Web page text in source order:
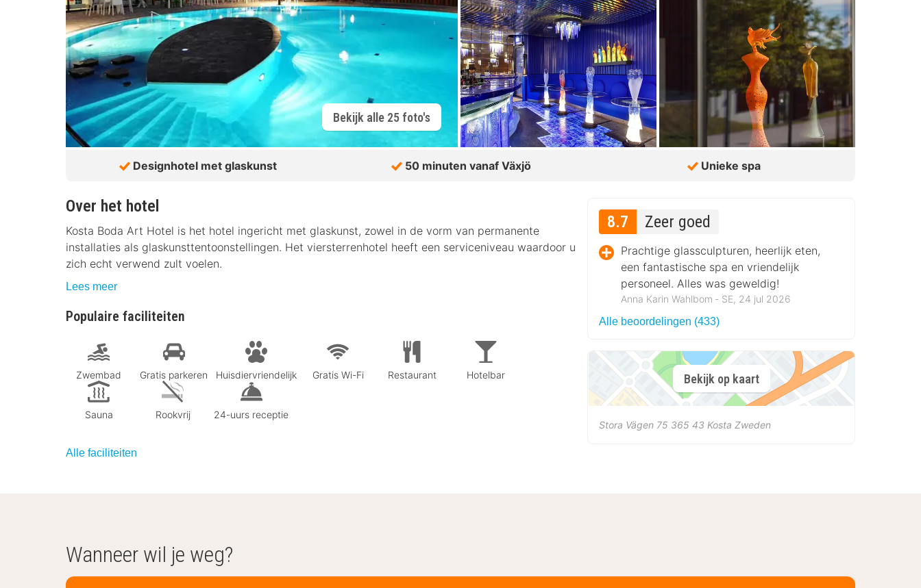
Bekijk alle 25 foto's
Designhotel met glaskunst 50 minuten vanaf Växjö Unieke spa
Over het hotel
Kosta Boda Art Hotel is het hotel ingericht met glaskunst, zowel in de vorm van permanente
installaties als glaskunsttentoonstellingen. Het viersterrenhotel heeft een serviceniveau waardoor u
zich echt verwend zult voelen.
Lees meer
Populaire faciliteiten
Zwembad Gratis parkeren Huisdiervriendelijk Gratis Wi-Fi Restaurant Hotelbar
Sauna Rookvrij 24-uurs receptie
Alle faciliteiten
8.7 Zeer goed
Prachtige glassculpturen, heerlijk eten,
een fantastische spa en vriendelijk
personeel. Alles was geweldig!
Anna Karin Wahlbom ‐ SE, 24 jul 2026
Alle beoordelingen (433)
Bekijk op kaart
Stora Vägen 75 365 43 Kosta Zweden
Wanneer wil je weg?